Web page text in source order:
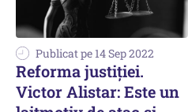
Publicat pe 14 Sep 2022
Reforma justiției.
Victor Alistar: Este un